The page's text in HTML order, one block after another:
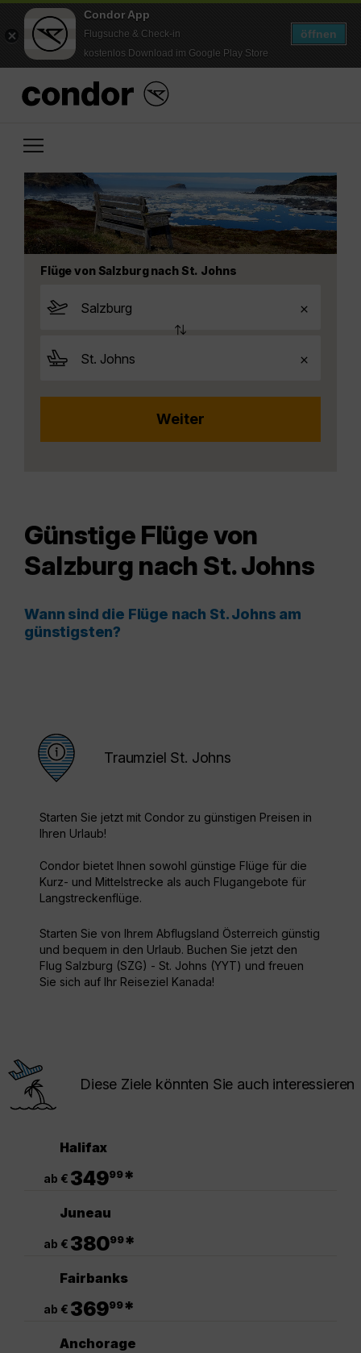
Condor App
Flugsuche & Check-in
kostenlos Download im Google Play Store
öffnen
Flüge von Salzburg nach St. Johns
Günstige Flüge von
Salzburg nach St. Johns
Wann sind die Flüge nach St. Johns am
günstigsten?
Traumziel St. Johns
Starten Sie jetzt mit Condor zu günstigen Preisen in
Ihren Urlaub!
Condor bietet Ihnen sowohl günstige Flüge für die
Kurz- und Mittelstrecke als auch Flugangebote für
Langstreckenflüge.
Starten Sie von Ihrem Abflugsland Österreich günstig
und bequem in den Urlaub. Buchen Sie jetzt den
Flug Salzburg (SZG) - St. Johns (YYT) und freuen
Sie sich auf Ihr Reiseziel Kanada!
Diese Ziele könnten Sie auch interessieren
Halifax
ab € 34999*
Juneau
ab € 38099*
Fairbanks
ab € 36999*
Anchorage